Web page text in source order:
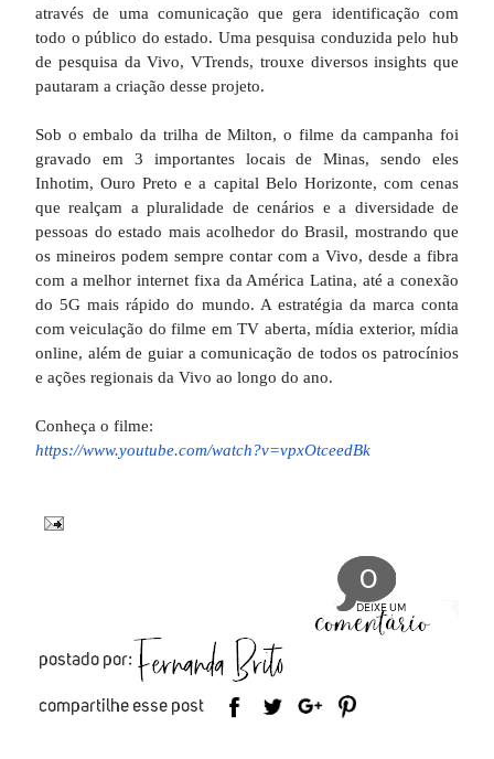
através de uma comunicação que gera identificação com
todo o público do estado. Uma pesquisa conduzida pelo hub
de pesquisa da Vivo, VTrends, trouxe diversos insights que
pautaram a criação desse projeto.
Sob o embalo da trilha de Milton, o filme da campanha foi
gravado em 3 importantes locais de Minas, sendo eles
Inhotim, Ouro Preto e a capital Belo Horizonte, com cenas
que realçam a pluralidade de cenários e a diversidade de
pessoas do estado mais acolhedor do Brasil, mostrando que
os mineiros podem sempre contar com a Vivo, desde a fibra
com a melhor internet fixa da América Latina, até a conexão
do 5G mais rápido do mundo. A estratégia da marca conta
com veiculação do filme em TV aberta, mídia exterior, mídia
online, além de guiar a comunicação de todos os patrocínios
e ações regionais da Vivo ao longo do ano.
Conheça o filme:
https://www.youtube.com/watch?v=vpxOtceedBk
0